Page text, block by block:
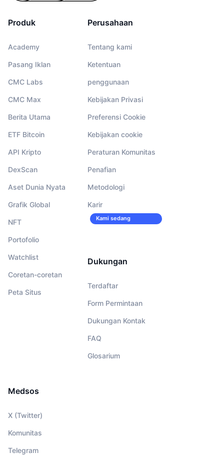
Produk
Academy
Pasang Iklan
CMC Labs
CMC Max
Berita Utama
ETF Bitcoin
API Kripto
DexScan
Aset Dunia Nyata
Grafik Global
NFT
Portofolio
Watchlist
Coretan-coretan
Peta Situs
Perusahaan
Tentang kami
Ketentuan
penggunaan
Kebijakan Privasi
Preferensi Cookie
Kebijakan cookie
Peraturan Komunitas
Penafian
Metodologi
Karir
Kami sedang
Dukungan
Terdaftar
Form Permintaan
Dukungan Kontak
FAQ
Glosarium
Medsos
X (Twitter)
Komunitas
Telegram